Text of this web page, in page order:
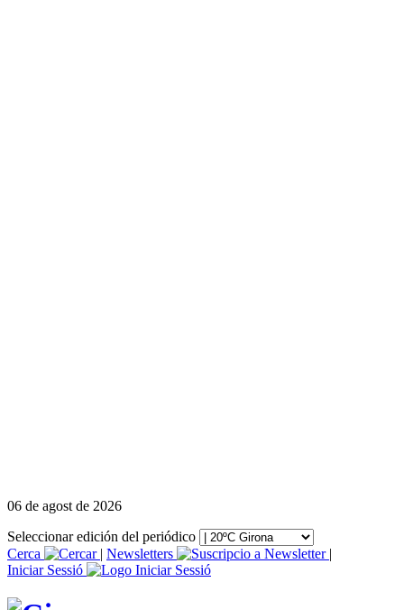
06 de agost de 2026
Seleccionar edición del periódico
Cerca
| Newsletters
|
Iniciar Sessió